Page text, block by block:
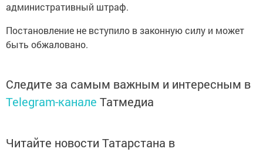
административный штраф.
Постановление не вступило в законную силу и может
быть обжаловано.
Следите за самым важным и интересным в
Telegram-канале Татмедиа
Читайте новости Татарстана в